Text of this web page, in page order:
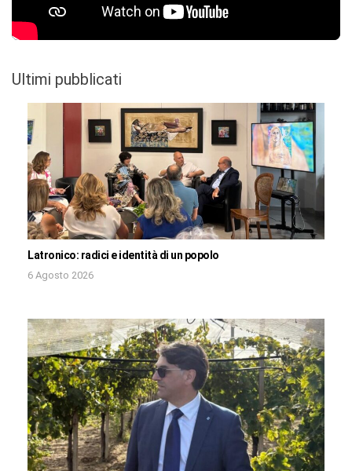
Ultimi pubblicati
Latronico: radici e identità di un popolo
6 Agosto 2026